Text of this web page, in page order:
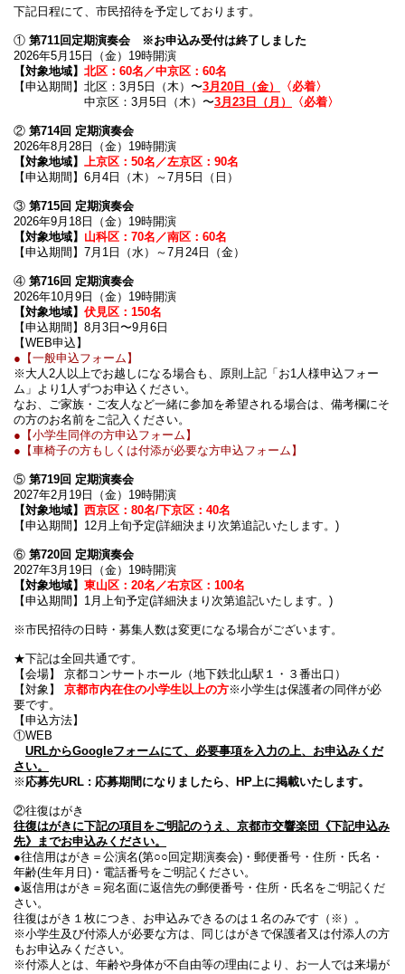
下記日程にて、市民招待を予定しております。
① 第711回定期演奏会 ※お申込み受付は終了しました
2026年5月15日（金）19時開演
【対象地域】 北区：60名／中京区：60名
【申込期間】北区：3月5日（木）〜3月20日（金）
〈必着〉
中京区：3月5日（木）〜3月23日（月） 〈必着〉
② 第714回 定期演奏会
2026年8月28日（金）19時開演
【対象地域】
上京区：50名／左京区：90名
【申込期間】6月4日（木）～7月5日（日）
③ 第715回 定期演奏会
2026年9月18日（金）19時開演
【対象地域】 山科区：70名／南区：60名
【申込期間】7月1日（水）～7月24日（金）
④ 第716回 定期演奏会
2026年10月9日（金）19時開演
【対象地域】 伏見区：150名
【申込期間】8月3日〜9月6日
【WEB申込】
●【一般申込フォーム】
※大人2人以上でお越しになる場合も、原則上記「お1人様申込フォー
ム」より1人ずつお申込ください。
なお、ご家族・ご友人など一緒に参加を希望される場合は、備考欄にそ
の方のお名前をご記入ください。
●【小学生同伴の方申込フォーム】
●【車椅子の方もしくは付添が必要な方申込フォーム】
⑤ 第719回 定期演奏会
2027年2月19日（金）19時開演
【対象地域】 西京区：80名/下京区：40名
【申込期間】12月上旬予定(詳細決まり次第追記いたします。)
⑥ 第720回 定期演奏会
2027年3月19日（金）19時開演
【対象地域】 東山区：20名／右京区：100名
【申込期間】1月上旬予定(詳細決まり次第追記いたします。)
※市民招待の日時・募集人数は変更になる場合がございます。
★下記は全回共通です。
【会場】 京都コンサートホール（地下鉄北山駅１・３番出口）
【対象】 京都市内在住の小学生以上の方※小学生は保護者の同伴が必
要です。
【申込方法】
①WEB
URLからGoogleフォームにて、必要事項を入力の上、お申込みくだ
さい。
※ 応募先URL : 応募期間になりましたら、HP上に掲載いたします。
②往復はがき
往復はがきに下記の項目をご明記のうえ、京都市交響楽団《下記申込み
先》までお申込みください。
●往信用はがき＝公演名(第○○回定期演奏会)・郵便番号・住所・氏名・
年齢(生年月日)・電話番号をご明記ください。
●返信用はがき＝宛名面に返信先の郵便番号・住所・氏名をご明記くだ
さい。
往復はがき１枚につき、お申込みできるのは１名のみです（※）。
※小学生及び付添人が必要な方は、同じはがきで保護者又は付添人の方
もお申込みください。
※付添人とは、年齢や身体が不自由等の理由により、お一人では来場が